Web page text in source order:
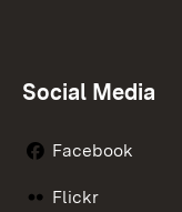
Social Media
Facebook
Flickr